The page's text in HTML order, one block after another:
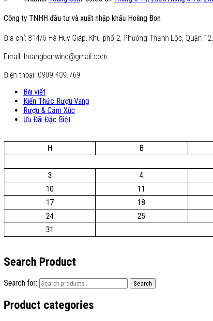
Công ty TNHH đầu tư và xuất nhập khẩu Hoàng Bon
Địa chỉ: 814/5 Hà Huy Giáp, Khu phố 2, Phường Thạnh Lộc, Quận
Email: hoangbonwine@gmail.com
Điện thoại: 0909.409.769
Bài viết
Kiến Thức Rượu Vang
Rượu & Cảm Xúc
Ưu Đãi Đặc Biệt
H
B
3
4
10
11
17
18
24
25
31
Search Product
Search for: Search
Product categories